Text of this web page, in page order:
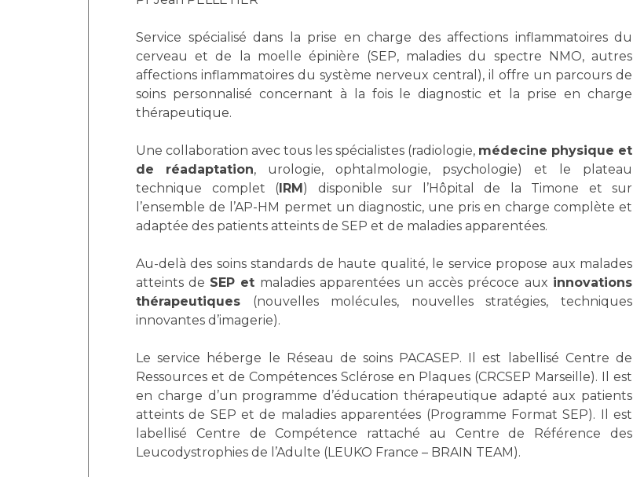
Laïcité et cultes
Salon des familles
Transports sanitaires
Vos droits, vos devoirs
Maternité Hôpital Nord
Plateforme d'Expertise
Maladies Rares
Service spécialisé dans la prise en charge des affections inflammatoires du
cerveau et de la moelle épinière (SEP, maladies du spectre NMO, autres
affections inflammatoires du système nerveux central), il offre un parcours de
soins personnalisé concernant à la fois le diagnostic et la prise en charge
thérapeutique.
Une collaboration avec tous les spécialistes (radiologie, médecine physique et
de réadaptation, urologie, ophtalmologie, psychologie) et le plateau
technique complet ( IRM ) disponible sur l’Hôpital de la Timone et sur
l’ensemble de l’AP-HM permet un diagnostic, une pris en charge complète et
adaptée des patients atteints de SEP et de maladies apparentées.
Au-delà des soins standards de haute qualité, le service propose aux malades
atteints de SEP et maladies apparentées un accès précoce aux innovations
thérapeutiques (nouvelles molécules, nouvelles stratégies, techniques
innovantes d’imagerie).
Le service héberge le Réseau de soins PACASEP. Il est labellisé Centre de
Ressources et de Compétences Sclérose en Plaques (CRCSEP Marseille). Il est
en charge d’un programme d’éducation thérapeutique adapté aux patients
atteints de SEP et de maladies apparentées (Programme Format SEP). Il est
labellisé Centre de Compétence rattaché au Centre de Référence des
Leucodystrophies de l’Adulte (LEUKO France – BRAIN TEAM).